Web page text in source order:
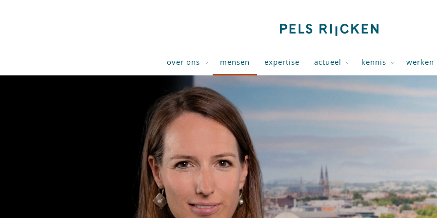
over ons mensen expertise actueel kennis werken